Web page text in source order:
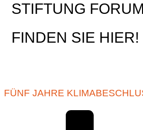
STIFTUNG
FINDEN SIE HIER!
FÜNF JAHRE